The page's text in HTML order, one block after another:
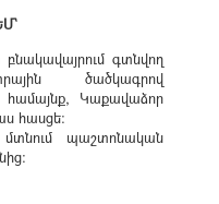
գտնվող
ծածկագրով
համայնք, Կաքավաձոր
հասցե։
մտնում պաշտոնական